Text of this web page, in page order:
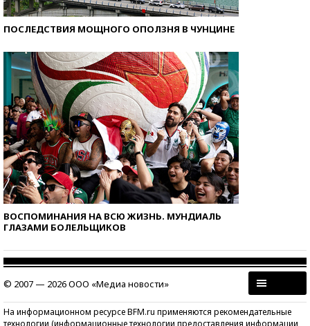
ПОСЛЕДСТВИЯ МОЩНОГО ОПОЛЗНЯ В ЧУНЦИНЕ
ВОСПОМИНАНИЯ НА ВСЮ ЖИЗНЬ. МУНДИАЛЬ
ГЛАЗАМИ БОЛЕЛЬЩИКОВ
© 2007 — 2026 ООО «Медиа новости»
На информационном ресурсе BFM.ru применяются рекомендательные
технологии (информационные технологии предоставления информации